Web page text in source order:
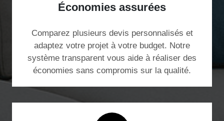
Économies assurées
Comparez plusieurs devis personnalisés et
adaptez votre projet à votre budget. Notre
système transparent vous aide à réaliser des
économies sans compromis sur la qualité.